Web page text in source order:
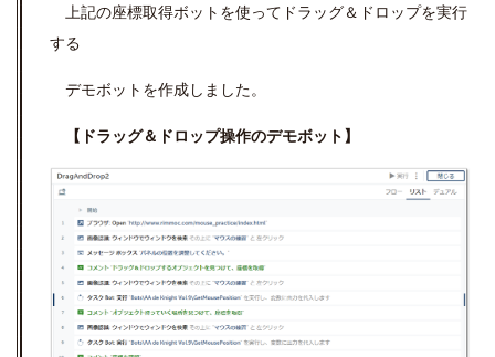
上記の座標取得ボットを使ってドラッグ＆ドロップを実行
する
デモボットを作成しました。
【ドラッグ＆ドロップ操作のデモボット】